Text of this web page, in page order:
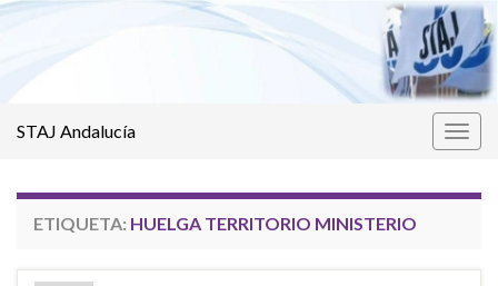
STAJ Andalucía
ETIQUETA: HUELGA TERRITORIO MINISTERIO